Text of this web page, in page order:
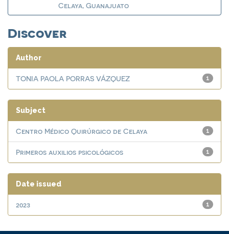
Celaya, Guanajuato
Discover
Author
1
TONIA PAOLA PORRAS VÁZQUEZ
Subject
1
Centro Médico Quirúrgico de Celaya
1
Primeros auxilios psicológicos
Date issued
1
2023